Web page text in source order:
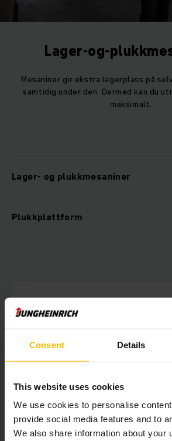
Consent Details
This website uses cookies
We use cookies to personalise
provide social media features and to
We also share information about your
Lager-og-
Mesaniner gir ekstra lagerplass på
samtidig under den. Dermed kan du
maksimalt.
Lager- og plukkmesaniner
Plukkplattform
TA KONTAKT
E-post: